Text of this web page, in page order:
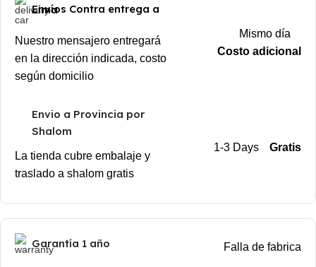
Envíos Contra entrega a Lima
Nuestro mensajero entregará
en la dirección indicada, costo
según domicilio
Mismo día
Costo adicional
Envio a Provincia por
Shalom
La tienda cubre embalaje y
traslado a shalom gratis
1-3 Days Gratis
Garantía 1 año Falla de fabrica